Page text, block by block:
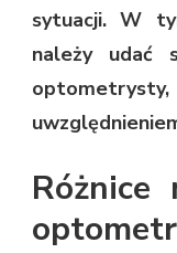
sytuacji. W
należy udać